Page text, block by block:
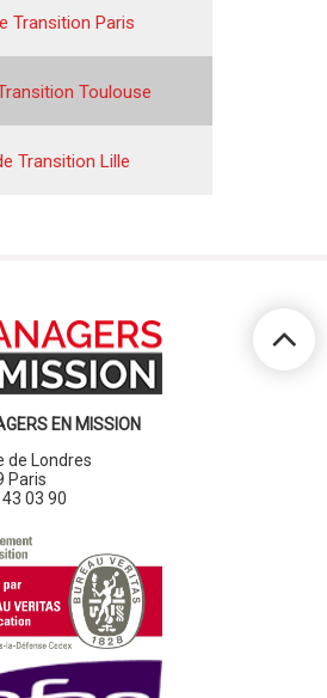
Transition Paris
Toulouse
Transition Lille
EN MISSION
de Londres
Paris
03 90